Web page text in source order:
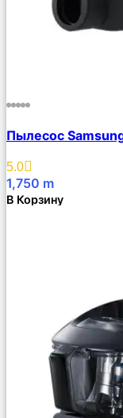
Описание
Избранное
Пылесос
5.0
1,750 m
В Корзину